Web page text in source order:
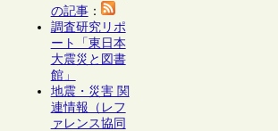
の記事：
調査研究リポ
ート「東日本
大震災と図書
館」
地震・災害 関
連情報（レフ
ァレンス協同